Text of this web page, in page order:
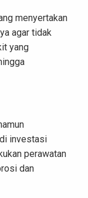
menyertakan
agar tidak
yang
investasi
perawatan
dan